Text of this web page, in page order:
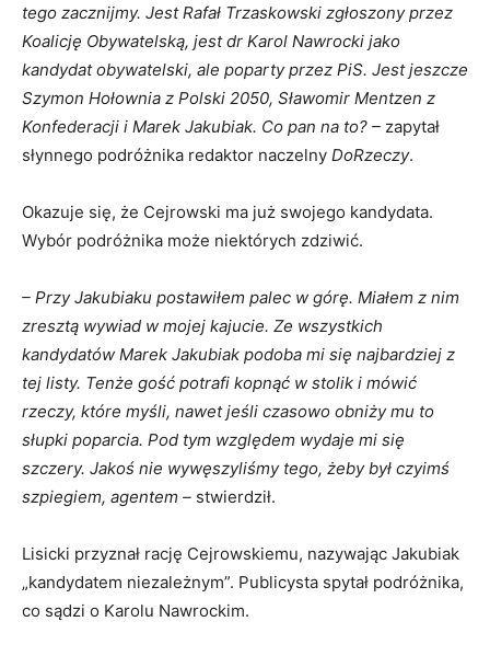
tego zacznijmy. Jest Rafał Trzaskowski zgłoszony przez
Koalicję Obywatelską, jest dr Karol Nawrocki jako
kandydat obywatelski, ale poparty przez PiS. Jest jeszcze
Szymon Hołownia z Polski 2050, Sławomir Mentzen z
Konfederacji i Marek Jakubiak. Co pan na to? – zapytał
słynnego podróżnika redaktor naczelny DoRzeczy.
Okazuje się, że Cejrowski ma już swojego kandydata.
Wybór podróżnika może niektórych zdziwić.
– Przy Jakubiaku postawiłem palec w górę. Miałem z nim
zresztą wywiad w mojej kajucie. Ze wszystkich
kandydatów Marek Jakubiak podoba mi się najbardziej z
tej listy. Tenże gość potrafi kopnąć w stolik i mówić
rzeczy, które myśli, nawet jeśli czasowo obniży mu to
słupki poparcia. Pod tym względem wydaje mi się
szczery. Jakoś nie wywęszyliśmy tego, żeby był czyimś
szpiegiem, agentem – stwierdził.
Lisicki przyznał rację Cejrowskiemu, nazywając Jakubiak
„kandydatem niezależnym”. Publicysta spytał podróżnika,
co sądzi o Karolu Nawrockim.